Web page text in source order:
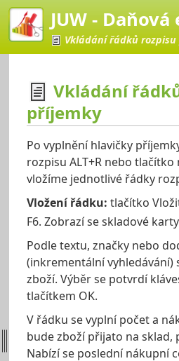
JUW -
Vkládání řádků
Vkládání
příjemky
Po vyplnění hlavičky
rozpisu ALT+R nebo tlačítko
vložíme jednotlivé řádky
Vložení řádku: tlačítko
F6. Zobrazí se skladové
Podle textu, značky nebo
(inkrementální vyhledávání)
zboží. Výběr se potvrdí
tlačítkem OK.
V řádku se vyplní počet a
bude zboží přijato na sklad,
Nabízí se poslední nákupní